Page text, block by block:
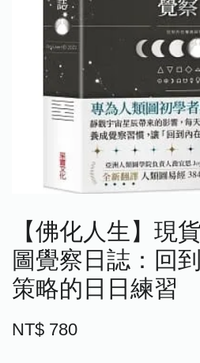
【佛化人生】現
圖覺察日誌：回
策略的日日練習
NT$ 780